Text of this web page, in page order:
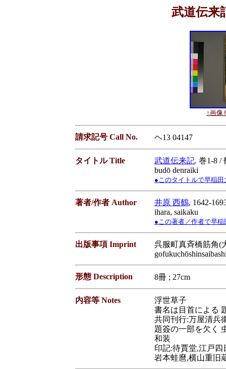
武道伝来
↑画像
請求記号 Call No. ヘ13 04147
タイトル Title 武道伝来記. 巻1-8 /
budō denraiki
●このタイトルで早稲田
著者/作者 Author 井原 西鶴, 1642-
ihara, saikaku
●この著者／作者で早稲
出版事項 Imprint
呉服町真斉橋筋角(
形態 Description 8冊 ; 27cm
内容等 Notes
浮世草子
書名は目首による
共同刊行:万屋清兵
題簽の一部を欠く
和装
印記:待賈堂,江戸
岩本蛙麿,横山重旧